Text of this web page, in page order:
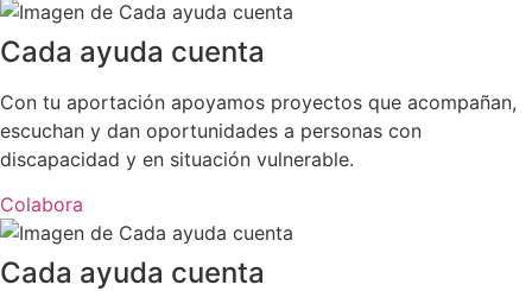
Cada ayuda cuenta
Con tu aportación apoyamos proyectos que acompañan,
escuchan y dan oportunidades a personas con
discapacidad y en situación vulnerable.
Colabora
Cada ayuda cuenta